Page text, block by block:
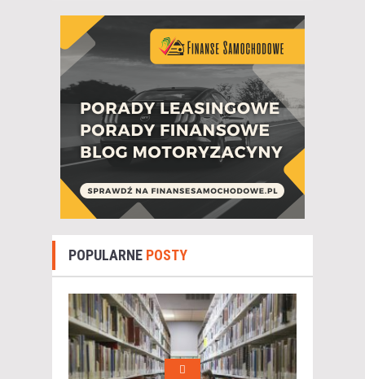
POPULARNE POSTY